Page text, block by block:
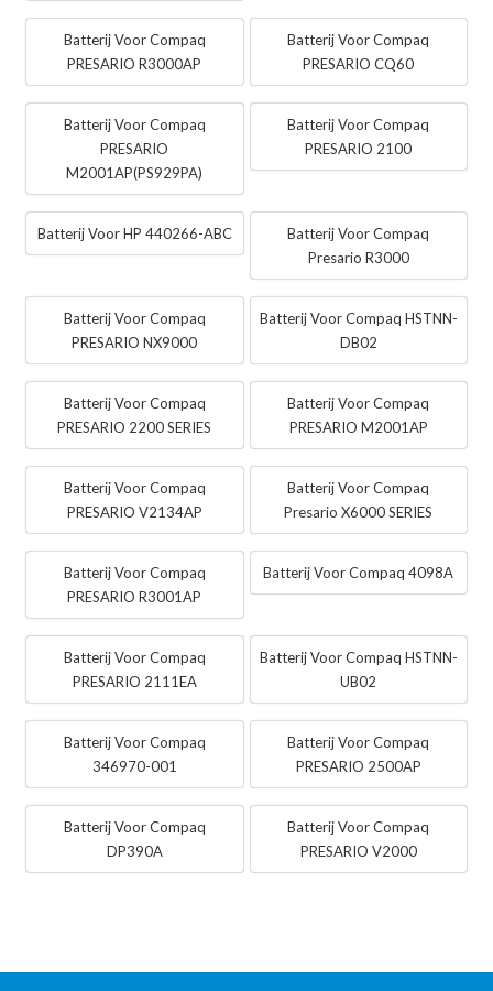
Batterij Voor Compaq
PRESARIO R3000AP
Batterij Voor Compaq
PRESARIO CQ60
Batterij Voor Compaq
PRESARIO
M2001AP(PS929PA)
Batterij Voor Compaq
PRESARIO 2100
Batterij Voor HP 440266-ABC
Batterij Voor Compaq
Presario R3000
Batterij Voor Compaq
PRESARIO NX9000
Batterij Voor Compaq HSTNN-
DB02
Batterij Voor Compaq
PRESARIO 2200 SERIES
Batterij Voor Compaq
PRESARIO M2001AP
Batterij Voor Compaq
PRESARIO V2134AP
Batterij Voor Compaq
Presario X6000 SERIES
Batterij Voor Compaq
PRESARIO R3001AP
Batterij Voor Compaq 4098A
Batterij Voor Compaq
PRESARIO 2111EA
Batterij Voor Compaq HSTNN-
UB02
Batterij Voor Compaq
346970-001
Batterij Voor Compaq
PRESARIO 2500AP
Batterij Voor Compaq
DP390A
Batterij Voor Compaq
PRESARIO V2000